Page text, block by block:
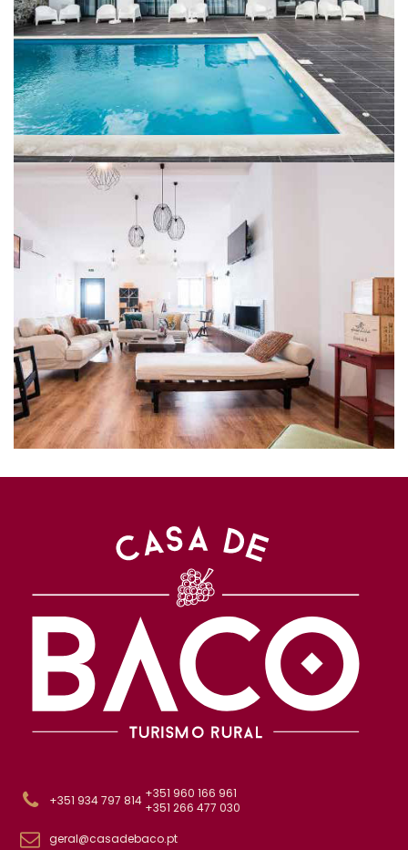
+351 934 797 814 +351 960 166 961
+351 266 477 030
geral@casadebaco.pt